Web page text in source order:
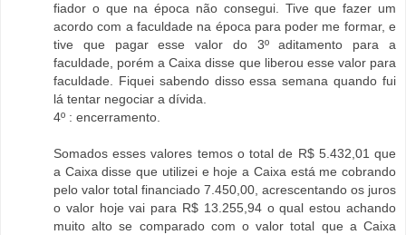
fiador o que na época não consegui. Tive que fazer um
acordo com a faculdade na época para poder me formar, e
tive que pagar esse valor do 3º aditamento para a
faculdade, porém a Caixa disse que liberou esse valor para
faculdade. Fiquei sabendo disso essa semana quando fui
lá tentar negociar a dívida.
4º : encerramento.
Somados esses valores temos o total de R$ 5.432,01 que
a Caixa disse que utilizei e hoje a Caixa está me cobrando
pelo valor total financiado 7.450,00, acrescentando os juros
o valor hoje vai para R$ 13.255,94 o qual estou achando
muito alto se comparado com o valor total que a Caixa